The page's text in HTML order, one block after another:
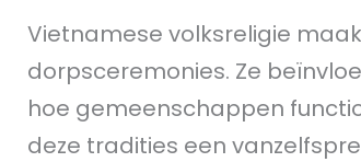
Vietnamese volksreligie
dorpsceremonies. Ze
hoe gemeenschappen
deze tradities een